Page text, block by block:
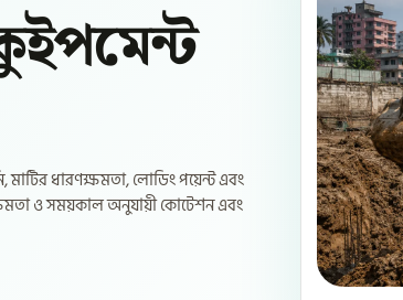
মাটির ধারণক্ষমতা, লোডিং পয়েন্ট এবং
ও সময়কাল অনুযায়ী কোটেশন এবং